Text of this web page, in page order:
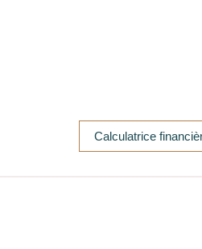
Calculatrice